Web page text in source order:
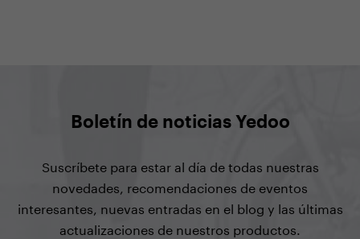
Boletín de noticias Yedoo
Suscríbete para estar al día de todas nuestras
novedades, recomendaciones de eventos
interesantes, nuevas entradas en el blog y las últimas
actualizaciones de nuestros productos.